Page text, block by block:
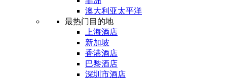
澳大利亚太平洋
最热门目的地
上海酒店
新加坡
香港酒店
巴黎酒店
深圳市酒店